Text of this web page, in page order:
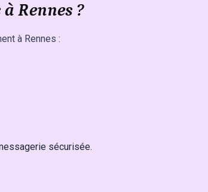
Rennes ?
à Rennes :
sécurisée.